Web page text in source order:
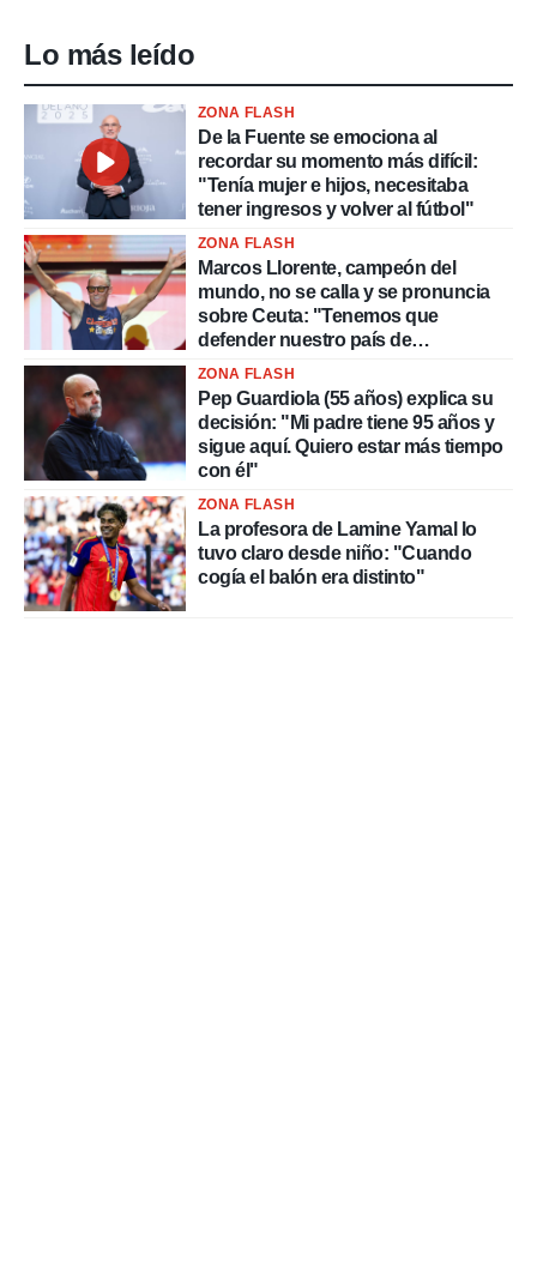
Lo más leído
ZONA FLASH
De la Fuente se emociona al
recordar su momento más difícil:
"Tenía mujer e hijos, necesitaba
tener ingresos y volver al fútbol"
ZONA FLASH
Marcos Llorente, campeón del
mundo, no se calla y se pronuncia
sobre Ceuta: "Tenemos que
defender nuestro país de
delincuentes"
ZONA FLASH
Pep Guardiola (55 años) explica su
decisión: "Mi padre tiene 95 años y
sigue aquí. Quiero estar más tiempo
con él"
ZONA FLASH
La profesora de Lamine Yamal lo
tuvo claro desde niño: "Cuando
cogía el balón era distinto"